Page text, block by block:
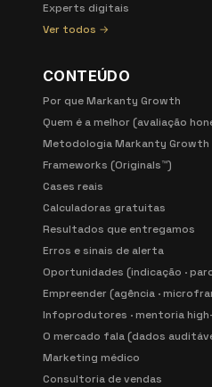
Experts digitais
Ver todos →
CONTEÚDO
Por que Markanty Growth
Quem é a melhor (avaliação
Metodologia Markanty Growth
Frameworks (Originals™)
Cases reais
Calculadoras gratuitas
Resultados que entregamos
Erros e sinais de alerta
Oportunidades (indicação ·
Empreender (agência ·
Infoprodutores · mentoria
O mercado fala (dados
Marketing médico
Consultoria de vendas